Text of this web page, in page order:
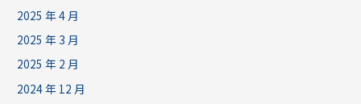
2025 年 4 月
2025 年 3 月
2025 年 2 月
2024 年 12 月